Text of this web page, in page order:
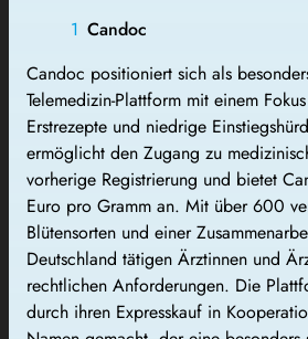
Candoc
Candoc positioniert sich als
Telemedizin-Plattform mit einem
Erstrezepte und niedrige
ermöglicht den Zugang zu
vorherige Registrierung und bietet
Euro pro Gramm an. Mit über 600
Blütensorten und einer
Deutschland tätigen Ärztinnen und
rechtlichen Anforderungen. Die
durch ihren Expresskauf in